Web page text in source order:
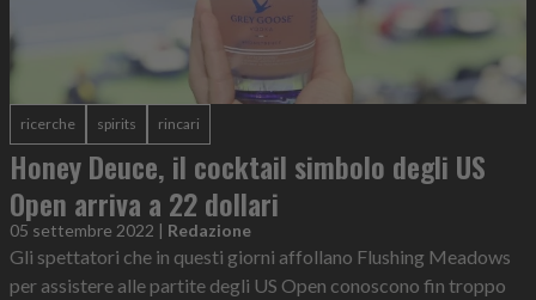
ricerche spirits rincari
Honey Deuce, il cocktail simbolo degli US
Open arriva a 22 dollari
05 settembre 2022 | Redazione
Gli spettatori che in questi giorni affollano Flushing Meadows
per assistere alle partite degli US Open conoscono fin troppo